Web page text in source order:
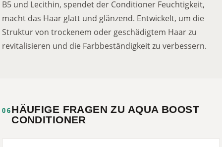
B5 und Lecithin, spendet der Conditioner Feuchtigkeit,
macht das Haar glatt und glänzend. Entwickelt, um die
Struktur von trockenem oder geschädigtem Haar zu
revitalisieren und die Farbbeständigkeit zu verbessern.
06 HÄUFIGE FRAGEN ZU AQUA BOOST
CONDITIONER